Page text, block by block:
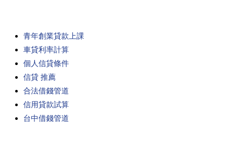
青年創業貸款上課
車貸利率計算
個人信貸條件
信貸 推薦
合法借錢管道
信用貸款試算
台中借錢管道